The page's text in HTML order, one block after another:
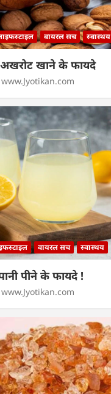
वायरल सच स्वास्थय
खाने के फायदे
www.Jyotikan.com
वायरल सच स्वास्थय
पीने के फायदे !
www.Jyotikan.com